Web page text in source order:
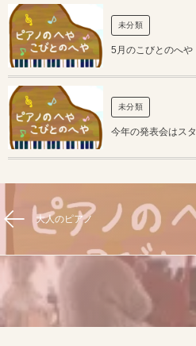
未分類
5月のこびとのへや
未分類
今年の発表会はス
大人のピアノ